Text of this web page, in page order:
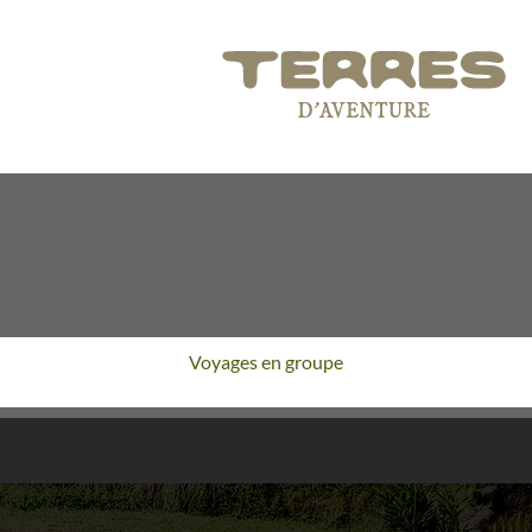
Voyages en groupe